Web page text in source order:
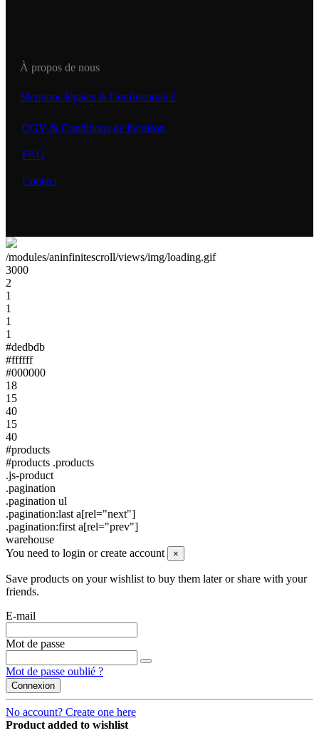
À propos de nous
Mentions légales & Confidentialité
CGV & Conditions de livraison
FAQ
Contact
/modules/aninfinitescroll/views/img/loading.gif
3000
2
1
1
1
1
#dedbdb
#ffffff
#000000
18
15
40
15
40
#products
#products .products
.js-product
.pagination
.pagination ul
.pagination:last a[rel="next"]
.pagination:first a[rel="prev"]
warehouse
You need to login or create account
×
Save products on your wishlist to buy them later or share with your
friends.
E-mail
Mot de passe
Mot de passe oublié ?
Connexion
No account? Create one here
Product added to wishlist